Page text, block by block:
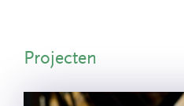
Projecten